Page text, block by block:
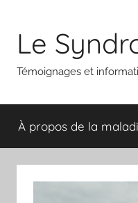
contenu
Le
Témoignages et
À propos de la